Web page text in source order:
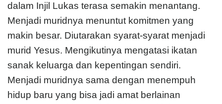
dalam Injil Lukas terasa semakin menantang.
Menjadi muridnya menuntut komitmen yang
makin besar. Diutarakan syarat-syarat menjadi
murid Yesus. Mengikutinya mengatasi ikatan
sanak keluarga dan kepentingan sendiri.
Menjadi muridnya sama dengan menempuh
hidup baru yang bisa jadi amat berlainan